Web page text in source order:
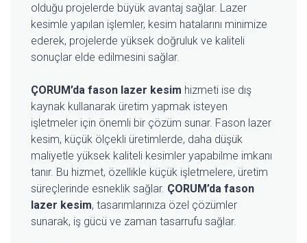
olduğu projelerde büyük avantaj sağlar. Lazer
kesimle yapılan işlemler, kesim hatalarını minimize
ederek, projelerde yüksek doğruluk ve kaliteli
sonuçlar elde edilmesini sağlar.
ÇORUM’da fason lazer kesim hizmeti ise dış
kaynak kullanarak üretim yapmak isteyen
işletmeler için önemli bir çözüm sunar. Fason lazer
kesim, küçük ölçekli üretimlerde, daha düşük
maliyetle yüksek kaliteli kesimler yapabilme imkanı
tanır. Bu hizmet, özellikle küçük işletmelere, üretim
süreçlerinde esneklik sağlar. ÇORUM’da fason
lazer kesim, tasarımlarınıza özel çözümler
sunarak, iş gücü ve zaman tasarrufu sağlar.